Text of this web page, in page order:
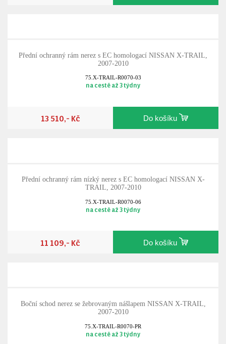
Přední ochranný rám nerez s EC homologací NISSAN X-TRAIL,
2007-2010
75.X-TRAIL-R0070-03
na cestě až 3 týdny
13 510,- Kč Do košíku
Přední ochranný rám nízký nerez s EC homologací NISSAN X-
TRAIL, 2007-2010
75.X-TRAIL-R0070-06
na cestě až 3 týdny
11 109,- Kč Do košíku
Boční schod nerez se žebrovaným nášlapem NISSAN X-TRAIL,
2007-2010
75.X-TRAIL-R0070-PR
na cestě až 3 týdny